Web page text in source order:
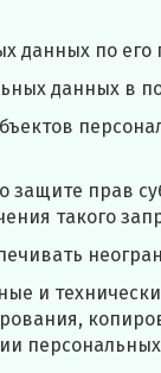
данных по
данных в
защите прав
такого
и